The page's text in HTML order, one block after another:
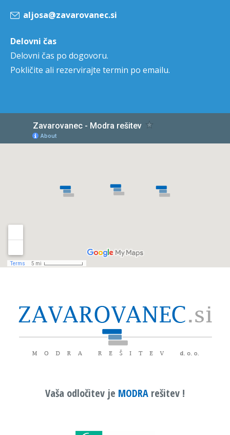
aljosa@zavarovanec.si
Delovni čas
Delovni čas po dogovoru.
Pokličite ali rezervirajte termin po emailu.
Vaša odločitev je MODRA rešitev !